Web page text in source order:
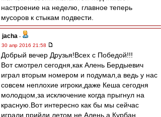
настроение на неделю, главное теперь
мусоров к стыкам подвести.
jacha -
30 апр 2016 21:58
Добрый вечер Друзья!Всех с Победой!!!
Вот смотрел сегодня,как Алень Бердыевич
играл вторым номером и подумал,а ведь у нас
совсем неплохие игроки,даже Кеша сегодня
молодцом,за исключение когда прыгнул на
красную.Вот интересно как бы мы сейчас
играли прийди летом не Алень,а Курбан